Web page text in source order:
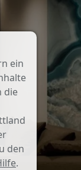
ein
die
den
.